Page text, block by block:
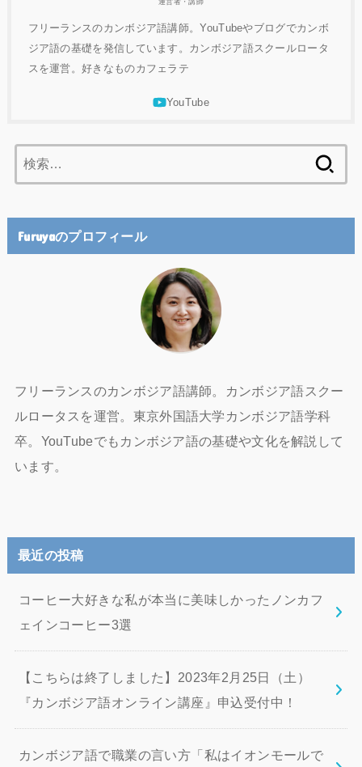
運営者・講師
フリーランスのカンボジア語講師。YouTubeやブログでカンボ
ジア語の基礎を発信しています。カンボジア語スクールロータ
スを運営。好きなものカフェラテ
索:
Furuyaのプロフィール
フリーランスのカンボジア語講師。カンボジア語スクー
ルロータスを運営。東京外国語大学カンボジア語学科
卒。YouTubeでもカンボジア語の基礎や文化を解説して
います。
最近の投稿
コーヒー大好きな私が本当に美味しかったノンカフ
ェインコーヒー3選
【こちらは終了しました】2023年2月25日（土）
『カンボジア語オンライン講座』申込受付中！
カンボジア語で職業の言い方「私はイオンモールで